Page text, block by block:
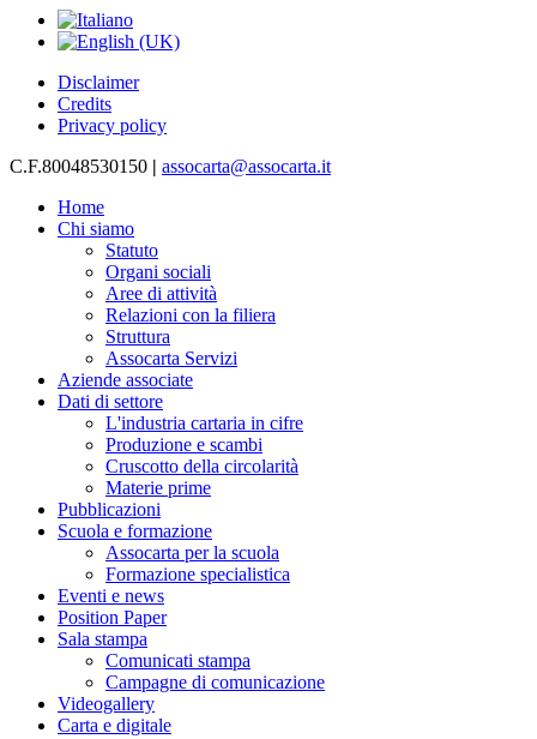
Disclaimer
Credits
Privacy policy
C.F.80048530150 | assocarta@assocarta.it
Home
Chi siamo
Statuto
Organi sociali
Aree di attività
Relazioni con la filiera
Struttura
Assocarta Servizi
Aziende associate
Dati di settore
L'industria cartaria in cifre
Produzione e scambi
Cruscotto della circolarità
Materie prime
Pubblicazioni
Scuola e formazione
Assocarta per la scuola
Formazione specialistica
Eventi e news
Position Paper
Sala stampa
Comunicati stampa
Campagne di comunicazione
Videogallery
Carta e digitale